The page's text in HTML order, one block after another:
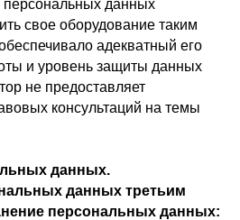
персональных данных
свое оборудование таким
адекватный его
и уровень защиты данных
не предоставляет
консультаций на темы
данных.
данных третьим
персональных данных: